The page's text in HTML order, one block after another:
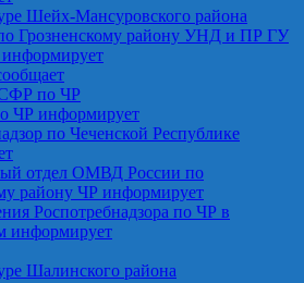
Шейх-Мансуровского района
Грозненскому району УНД и ПР ГУ
по ЧР
ЧР информирует
по Чеченской Республике
отдел ОМВД России по
району ЧР информирует
Роспотребнадзора по ЧР в
информирует
Шалинского района